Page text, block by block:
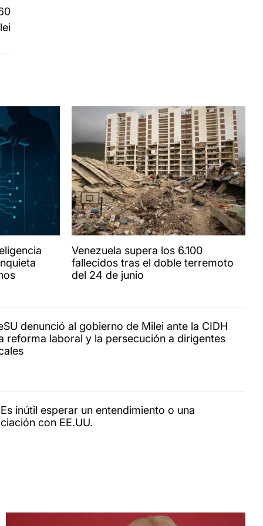
Venezuela supera los 6.100
fallecidos tras el doble terremoto
del 24 de junio
denunció al gobierno de Milei ante la CIDH
reforma laboral y la persecución a dirigentes
inútil esperar un entendimiento o una
con EE.UU.